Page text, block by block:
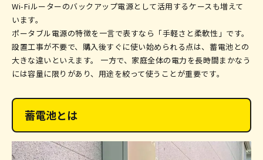
Wi-Fiルーターのバックアップ電源として活用するケースも増えて
います。
ポータブル電源の特徴を一言で表すなら「手軽さと柔軟性」です。
設置工事が不要で、購入後すぐに使い始められる点は、蓄電池との
大きな違いといえます。 一方で、家庭全体の電力を長時間まかなう
には容量に限りがあり、用途を絞って使うことが重要です。
蓄電池とは